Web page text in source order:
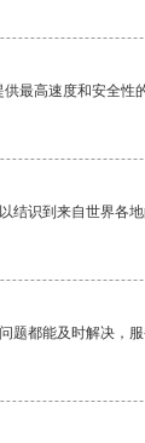
最高速度和安全性
结识到来自世界各地
题都能及时解决，服